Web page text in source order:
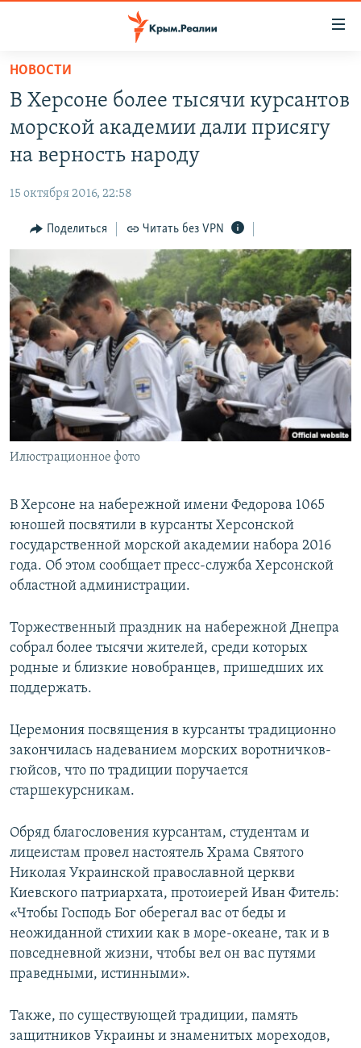
Вернуться
основному
содержанию
Вернутся
главной
навигации
Вернутся
поиску
СПЕЦПРОЕКТЫ
11 ЛЕТ ОККУПАЦИИ КРЫМА. 11 ИСТОРИЙ СОПРОТИВЛЕНИЯ
ВОДА
ЕЩЕ
ИНТЕРАКТИВ
ТЕЛЕПРОЕКТ КРЫМ.РЕАЛИИ
СОВЕТЫ ПРАВОЗАЩИТНИКОВ
ПРОПАВШИЕ БЕЗ ВЕСТИ
ПОБЕДИТЕЛЕЙ НЕ СУДЯТ?
КРЫМ.НЕПОКОРЕННЫЙ
ELIFBE
УКРАИНСКАЯ ПРОБЛЕМА КРЫМА
РАДІО СВОБОДА
КАК ОБОЙТИ БЛОКИРОВКУ
Українською
Qırımtatar
ПРИСОЕДИНЯЙТЕСЬ!
НОВОСТИ
В Херсоне более тысячи курсантов
морской академии дали присягу
на верность народу
15 октября 2016, 22:58
Поделиться Читать без VPN
Илюстрационное фото
В Херсоне на набережной имени Федорова 1065
юношей посвятили в курсанты Херсонской
государственной морской академии набора 2016
года. Об этом сообщает пресс-служба Херсонской
областной администрации.
Торжественный праздник на набережной Днепра
собрал более тысячи жителей, среди которых
родные и близкие новобранцев, пришедших их
поддержать.
Церемония посвящения в курсанты традиционно
закончилась надеванием морских воротничков-
гюйсов, что по традиции поручается
старшекурсникам.
Обряд благословения курсантам, студентам и
лицеистам провел настоятель Храма Святого
Николая Украинской православной церкви
Киевского патриархата, протоиерей Иван Фитель:
«Чтобы Господь Бог оберегал вас от беды и
неожиданной стихии как в море-океане, так и в
повседневной жизни, чтобы вел он вас путями
праведными, истинными».
Также, по существующей традиции, память
защитников Украины и знаменитых мореходов,